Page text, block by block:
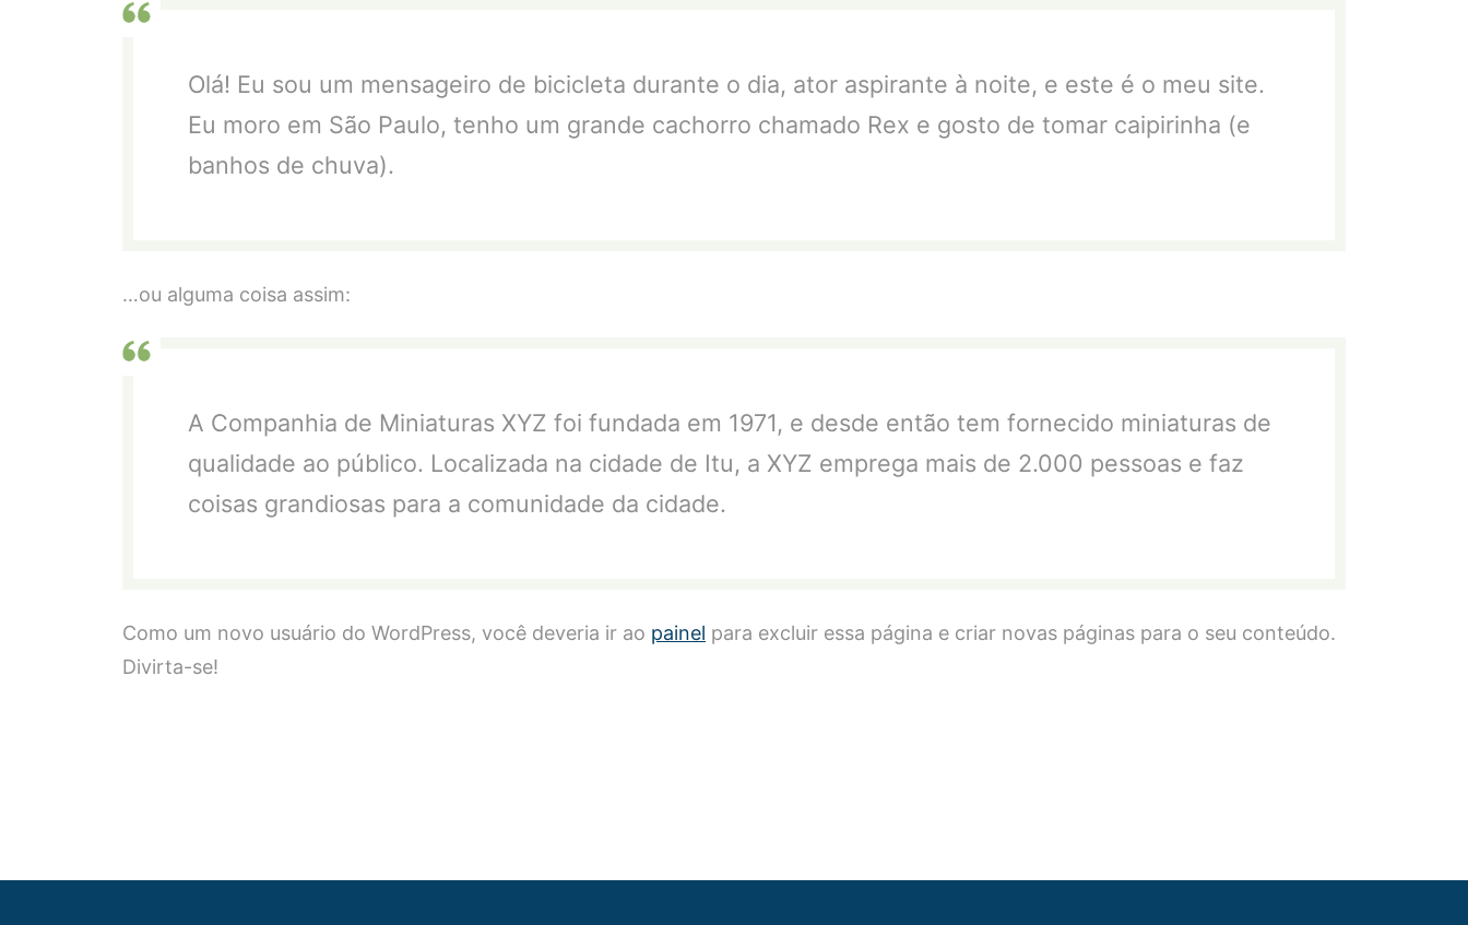
Olá! Eu sou um mensageiro de bicicleta durante o dia, ator aspirante à noite, e este é o meu site.
Eu moro em São Paulo, tenho um grande cachorro chamado Rex e gosto de tomar caipirinha (e
banhos de chuva).
…ou alguma coisa assim:
A Companhia de Miniaturas XYZ foi fundada em 1971, e desde então tem fornecido miniaturas de
qualidade ao público. Localizada na cidade de Itu, a XYZ emprega mais de 2.000 pessoas e faz
coisas grandiosas para a comunidade da cidade.
Como um novo usuário do WordPress, você deveria ir ao painel para excluir essa página e criar novas páginas para o seu conteúdo.
Divirta-se!